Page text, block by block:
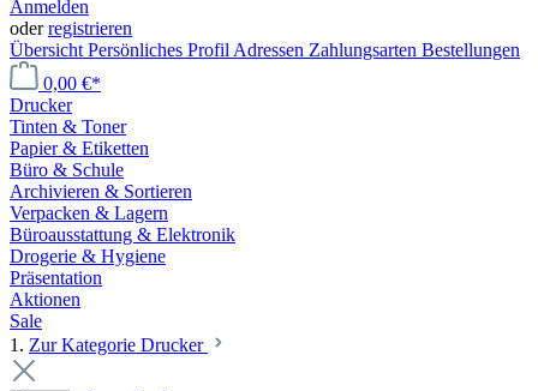
Anmelden
oderregistrieren
Übersicht Persönliches Profil Adressen Zahlungsarten Bestellungen
0,00 €*
Drucker
Tinten & Toner
Papier & Etiketten
Büro & Schule
Archivieren & Sortieren
Verpacken & Lagern
Büroausstattung & Elektronik
Drogerie & Hygiene
Präsentation
Aktionen
Sale
1. Zur Kategorie Drucker